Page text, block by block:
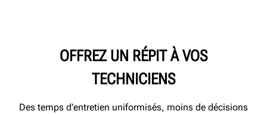
OFFREZ UN RÉPIT À VOS
TECHNICIENS
Des temps d’entretien uniformisés, moins de décisions